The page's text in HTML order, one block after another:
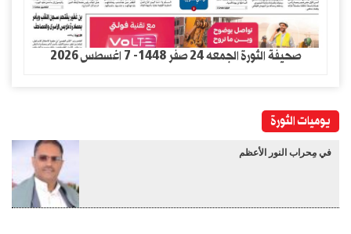
صحيفة الثورة الجمعه 24 صفر 1448- 7 اغسطس 2026
يوميات الثورة
في مِحراب النور الأعظم